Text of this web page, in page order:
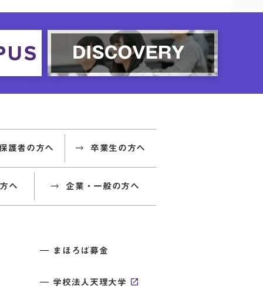
護者の方へ 卒業生の方へ
へ 企業・一般の方へ
まほろば募金
学校法人天理大学